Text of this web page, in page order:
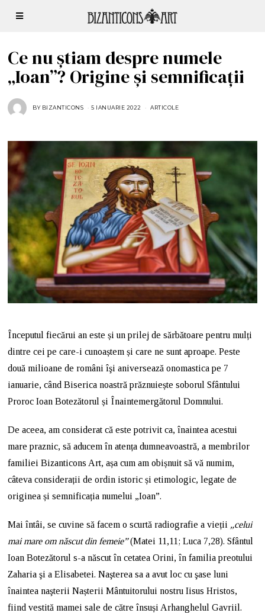
Ce nu știam despre numele
„Ioan”? Origine și semnificații
BY BIZANTICONS 5 IANUARIE 2022
A
I
E
2
0
2
2
ARTICOLE
Începutul fiecărui an este și un prilej de sărbătoare pentru mulți
dintre cei pe care-i cunoaștem și care ne sunt aproape. Peste
două milioane de români îşi aniversează onomastica pe 7
ianuarie, când Biserica noastră prăznuiește soborul Sfântului
Proroc Ioan Botezătorul și Înaintemergătorul Domnului.
De aceea, am considerat că este potrivit ca, înaintea acestui
mare praznic, să aducem în atența dumneavoastră, a membrilor
familiei Bizanticons Art, așa cum am obișnuit să vă numim,
câteva considerații de ordin istoric și etimologic, legate de
originea și semnificația numelui „Ioan”.
Mai întâi, se cuvine să facem o scurtă radiografie a vieții „celui
mai mare om născut din femeie”(Matei 11,11; Luca 7,28). Sfântul
Ioan Botezătorul s-a născut în cetatea Orini, în familia preotului
Zaharia şi a Elisabetei. Naşterea sa a avut loc cu şase luni
înaintea naşterii Nașterii Mântuitorului nostru Iisus Hristos,
fiind vestită mamei sale de către însuși Arhanghelul Gavriil.